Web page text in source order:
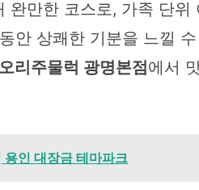
만한 코스로, 가족 단위
안 상쾌한 기분을 느낄
리주물럭 광명본점에서
인 대장금 테마파크